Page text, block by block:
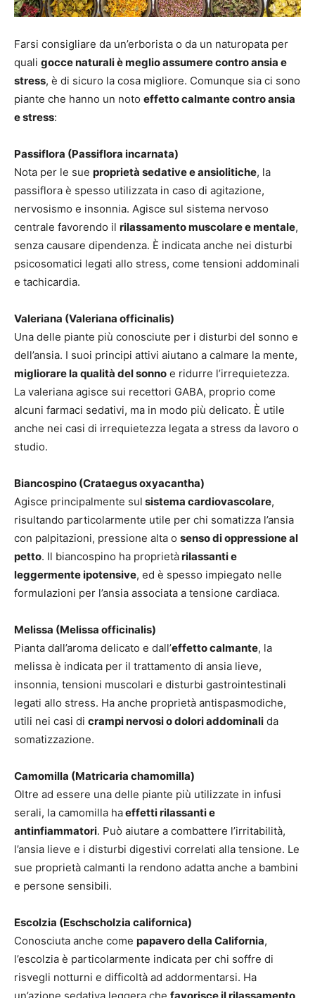
Farsi consigliare da un’erborista o da un naturopata per
quali gocce naturali è meglio assumere contro ansia e
stress, è di sicuro la cosa migliore. Comunque sia ci sono
piante che hanno un noto effetto calmante contro ansia
e stress:
Passiflora (Passiflora incarnata)
Nota per le sue proprietà sedative e ansiolitiche, la
passiflora è spesso utilizzata in caso di agitazione,
nervosismo e insonnia. Agisce sul sistema nervoso
centrale favorendo il rilassamento muscolare e mentale,
senza causare dipendenza. È indicata anche nei disturbi
psicosomatici legati allo stress, come tensioni addominali
e tachicardia.
Valeriana (Valeriana officinalis)
Una delle piante più conosciute per i disturbi del sonno e
dell’ansia. I suoi principi attivi aiutano a calmare la mente,
migliorare la qualità del sonno e ridurre l’irrequietezza.
La valeriana agisce sui recettori GABA, proprio come
alcuni farmaci sedativi, ma in modo più delicato. È utile
anche nei casi di irrequietezza legata a stress da lavoro o
studio.
Biancospino (Crataegus oxyacantha)
Agisce principalmente sul sistema cardiovascolare,
risultando particolarmente utile per chi somatizza l’ansia
con palpitazioni, pressione alta o senso di oppressione al
petto. Il biancospino ha proprietàrilassanti e
leggermente ipotensive, ed è spesso impiegato nelle
formulazioni per l’ansia associata a tensione cardiaca.
Melissa (Melissa officinalis)
Pianta dall’aroma delicato e dall’effetto calmante, la
melissa è indicata per il trattamento di ansia lieve,
insonnia, tensioni muscolari e disturbi gastrointestinali
legati allo stress. Ha anche proprietà antispasmodiche,
utili nei casi di crampi nervosi o dolori addominali da
somatizzazione.
Camomilla (Matricaria chamomilla)
Oltre ad essere una delle piante più utilizzate in infusi
serali, la camomilla haeffetti rilassanti e
antinfiammatori. Può aiutare a combattere l’irritabilità,
l’ansia lieve e i disturbi digestivi correlati alla tensione. Le
sue proprietà calmanti la rendono adatta anche a bambini
e persone sensibili.
Escolzia (Eschscholzia californica)
Conosciuta anche come papavero della California,
l’escolzia è particolarmente indicata per chi soffre di
risvegli notturni e difficoltà ad addormentarsi. Ha